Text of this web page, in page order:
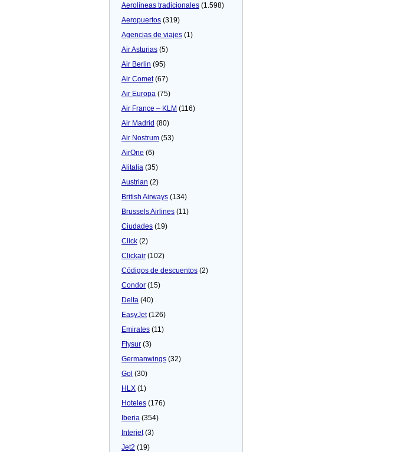
Aerolíneas tradicionales (1.598)
Aeropuertos (319)
Agencias de viajes (1)
Air Asturias (5)
Air Berlin (95)
Air Comet(67)
Air Europa (75)
Air France – KLM (116)
Air Madrid (80)
Air Nostrum (53)
AirOne (6)
Alitalia (35)
Austrian (2)
British Airways (134)
Brussels Airlines (11)
Ciudades (19)
Click (2)
Clickair (102)
Códigos de descuentos (2)
Condor (15)
Delta (40)
EasyJet(126)
Emirates (11)
Flysur (3)
Germanwings (32)
Gol (30)
HLX (1)
Hoteles (176)
Iberia (354)
Interjet(3)
Jet2 (19)